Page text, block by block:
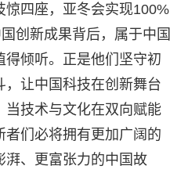
惊四座，亚冬会实现100%
创新成果背后，属于中国
倾听。正是他们坚守初
，让中国科技在创新舞台
当技术与文化在双向赋能
者们必将拥有更加广阔的
湃、更富张力的中国故